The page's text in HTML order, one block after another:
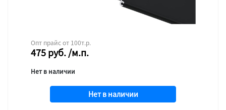
Опт прайс от 100т.р.
475руб./м.п.
Нет в наличии
Нет в наличии